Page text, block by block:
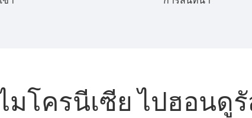
โครนีเซีย ไปฮอนดู